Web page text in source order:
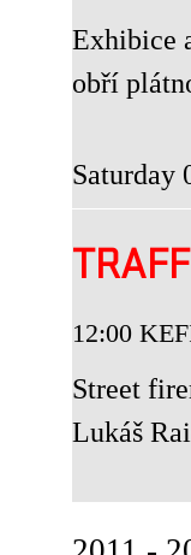
Exhibice
obří
Saturday
12:00
Street
Lukáš